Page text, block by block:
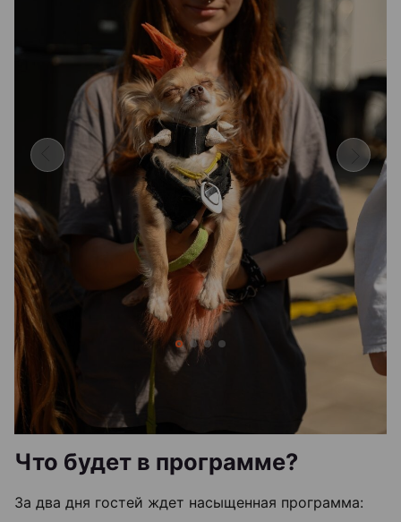
Что будет в программе?
За два дня гостей ждет насыщенная программа: